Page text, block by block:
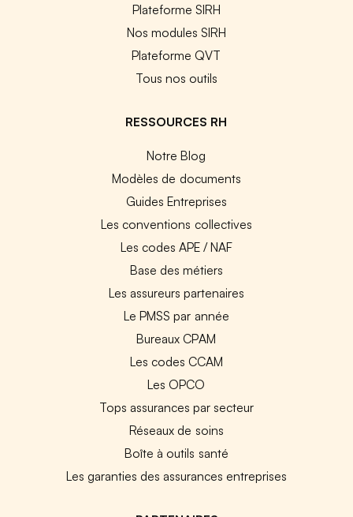
Plateforme SIRH
Nos modules SIRH
Plateforme QVT
Tous nos outils
RESSOURCES RH
Notre Blog
Modèles de documents
Guides Entreprises
Les conventions collectives
Les codes APE / NAF
Base des métiers
Les assureurs partenaires
Le PMSS par année
Bureaux CPAM
Les codes CCAM
Les OPCO
Tops assurances par secteur
Réseaux de soins
Boîte à outils santé
Les garanties des assurances entreprises